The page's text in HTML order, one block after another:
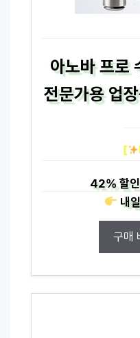
아노바 프로
전문가용 업
[
42%할
내
구매